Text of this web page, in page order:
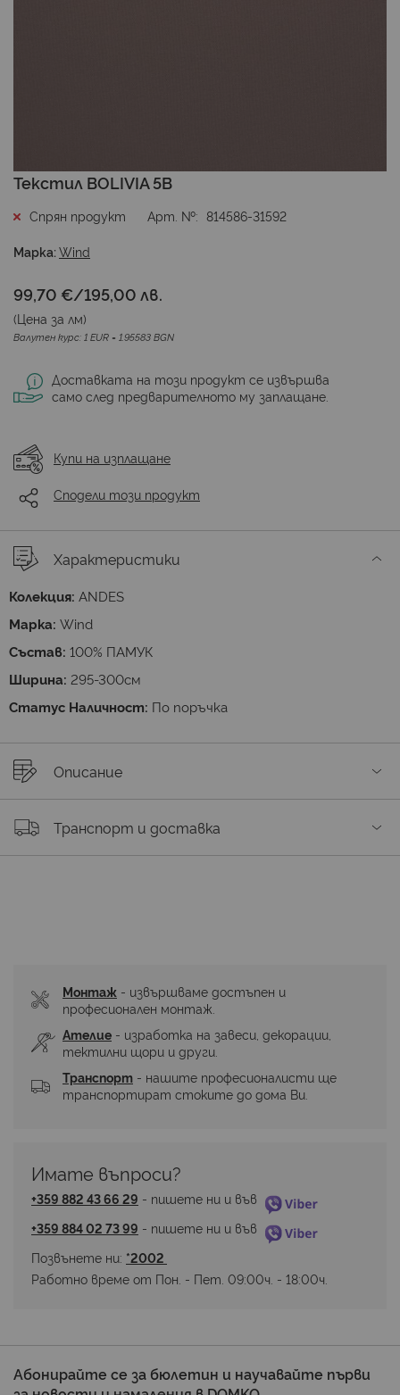
Преминете
началото
галерия
снимки
Текстил BOLIVIA 5B
Спрян продукт Арт. № 814586-31592
Марка:Wind
99,70 €/195,00 лв.
(Цена за лм)
Валутен курс: 1 EUR = 1.95583 BGN
Доставката на този продукт се извършва
само след предварителното му заплащане.
Купи на изплащане
Сподели този продукт
Характеристики
Колекция: ANDES
Марка: Wind
Състав: 100% ПАМУК
Ширина: 295-300см
Статус Наличност: По поръчка
Описание
Транспорт и доставка
Монтаж - извършваме достъпен и
професионален монтаж.
Ателие - изработка на завеси, декорации,
тектилни щори и други.
Транспорт - нашите професионалисти ще
транспортират стоките до дома Ви.
Имате въпроси?
+359 882 43 66 29 - пишете ни и във
+359 884 02 73 99 - пишете ни и във
Позвънете ни: *2002
Работно време от Пон. - Пет. 09:00ч. - 18:00ч.
Абонирайте се за бюлетин и научавайте първи